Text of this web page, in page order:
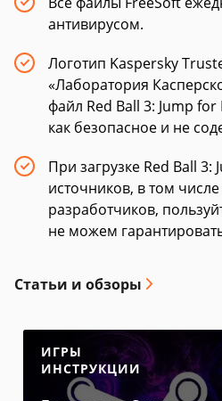
антивирусом.
Логотип Kaspersky
«Лаборатория
файл Red Ball 3: Jump
как безопасное и не
При загрузке Red Ball 3:
источников, в том
разработчиков,
не можем
Статьи и обзоры
ИГРЫ
ИНСТРУКЦИИ